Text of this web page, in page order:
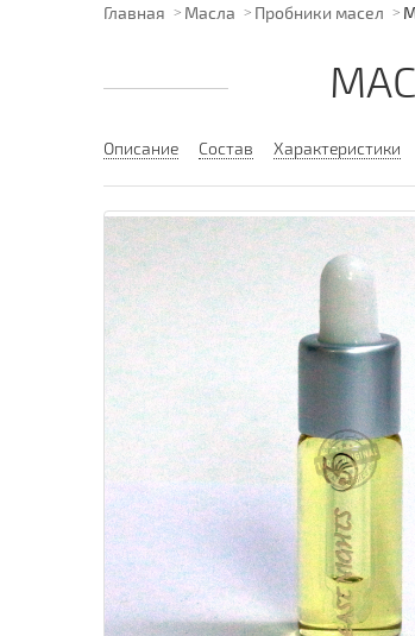
Главная Масла Пробники масел
Описание Состав Характеристики